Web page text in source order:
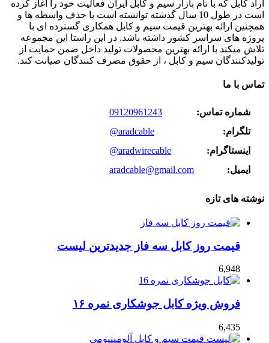
آراد کابل که با نام بازار سیم و کابل ایران فعالیت خود را آغاز کرده
است در طول 10 سال گذشته توانسته است با حذف واسطه ها و
همچنین ارائه بهترین قیمت سیم و کابل همکاری گسترده ای با
پروژه های سراسر کشور داشته باشد. در این راستا این مجموعه
تلاش میکند با ارائه بهترین محصولات تولید داخل ضمن حمایت از
تولیدکنندگان سیم و کابل ، از حقوق مصرف کنندگان صیانت کند.
تماس با ما
شماره تماس:
09120961243
تلگرام:
@aradcable
اینستاگرام:
@aradwirecable
ایمیل:
aradcable@gmail.com
نوشته های تازه
قیمت روز کابل سه فاز جدیدترین لیست
6,948
فروش ویژه کابل جوشکاری نمره ۱۶
6,435